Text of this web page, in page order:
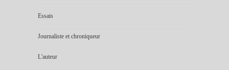
Essais
Journaliste et chroniqueur
L'auteur